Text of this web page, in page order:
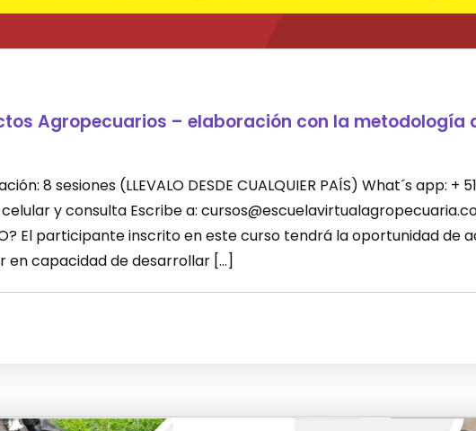
Agropecuarios – elaboración con la metodología
8 sesiones (LLEVALO DESDE CUALQUIER PAÍS) What´s app: +
y consulta Escribe a:
El participante inscrito en este curso tendrá la oportunidad de
en capacidad de desarrollar […]